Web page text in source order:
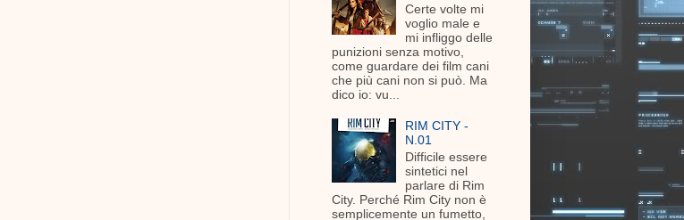
Certe volte mi
voglio male e
mi infliggo delle
punizioni senza motivo,
come guardare dei film cani
che più cani non si può. Ma
dico io: vu...
RIM CITY -
N.01
Difficile essere
sintetici nel
parlare di Rim
City. Perché Rim City non è
semplicemente un fumetto,